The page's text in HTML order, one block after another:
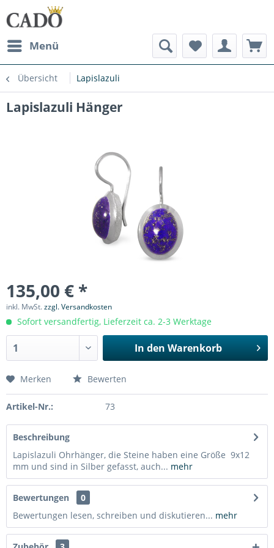
Menü
Übersicht Lapislazuli
Lapislazuli Hänger
135,00 € *
inkl. MwSt.zzgl. Versandkosten
Sofort versandfertig, Lieferzeit ca. 2-3 Werktage
In den Warenkorb
Merken Bewerten
Artikel-Nr.: 73
Beschreibung
Lapislazuli Ohrhänger, die Steine haben eine Größe 9x12
mm und sind in Silber gefasst, auch... mehr
Bewertungen
0
Bewertungen lesen, schreiben und diskutieren... mehr